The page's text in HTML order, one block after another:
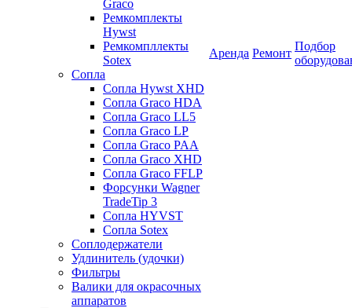
Graco
Ремкомплекты
Hywst
Ремкомпллекты
Sotex
Сопла
Сопла Hywst XHD
Сопла Graco HDA
Сопла Graco LL5
Сопла Graco LP
Сопла Graco PAA
Сопла Graco XHD
Сопла Graco FFLP
Форсунки Wagner
TradeTip 3
Сопла HYVST
Сопла Sotex
Соплодержатели
Удлинитель (удочки)
Фильтры
Валики для окрасочных
аппаратов
Аренда Ремонт
Подбор